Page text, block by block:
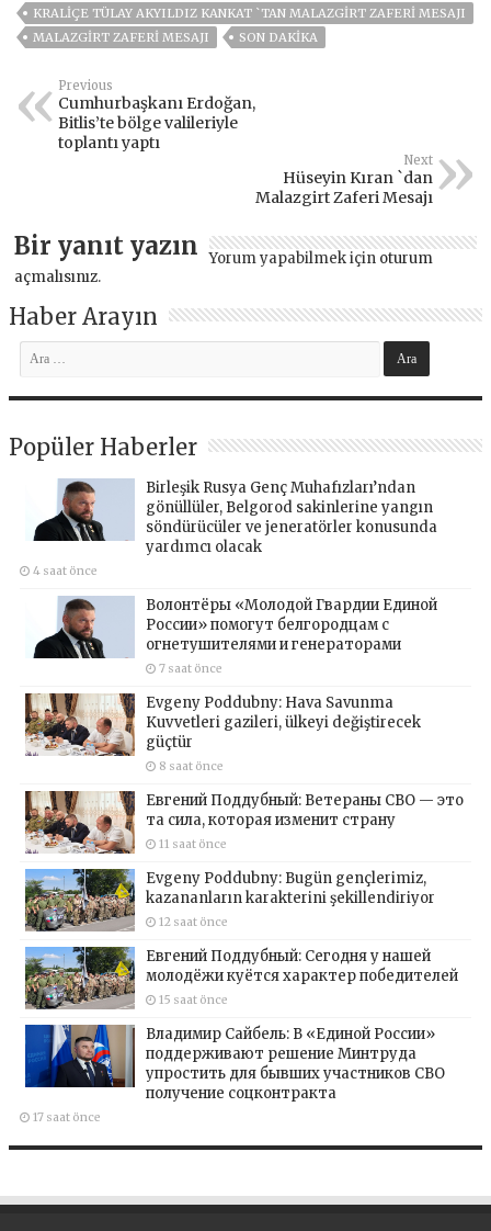
KRALIÇE TÜLAY AKYILDIZ KANKAT `TAN MALAZGIRT ZAFERI MESAJI
MALAZGIRT ZAFERI MESAJI
SON DAKIKA
Previous
Cumhurbaşkanı Erdoğan,
Bitlis’te bölge valileriyle
toplantı yaptı
Next
Hüseyin Kıran `dan
Malazgirt Zaferi Mesajı
Bir yanıt yazın Yorum yapabilmek için oturum
açmalısınız.
Haber Arayın
Popüler Haberler
Birleşik Rusya Genç Muhafızları’ndan
gönüllüler, Belgorod sakinlerine yangın
söndürücüler ve jeneratörler konusunda
yardımcı olacak
4 saat önce
Волонтёры «Молодой Гвардии Единой
России» помогут белгородцам с
огнетушителями и генераторами
7 saat önce
Evgeny Poddubny: Hava Savunma
Kuvvetleri gazileri, ülkeyi değiştirecek
güçtür
8 saat önce
Евгений Поддубный: Ветераны СВО — это
та сила, которая изменит страну
11 saat önce
Evgeny Poddubny: Bugün gençlerimiz,
kazananların karakterini şekillendiriyor
12 saat önce
Евгений Поддубный: Сегодня у нашей
молодёжи куётся характер победителей
15 saat önce
Владимир Сайбель: В «Единой России»
поддерживают решение Минтруда
упростить для бывших участников СВО
получение соцконтракта
17 saat önce